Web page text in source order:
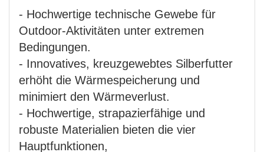
- Hochwertige technische Gewebe für
Outdoor-Aktivitäten unter extremen
Bedingungen.
- Innovatives, kreuzgewebtes Silberfutter
erhöht die Wärmespeicherung und
minimiert den Wärmeverlust.
- Hochwertige, strapazierfähige und
robuste Materialien bieten die vier
Hauptfunktionen,